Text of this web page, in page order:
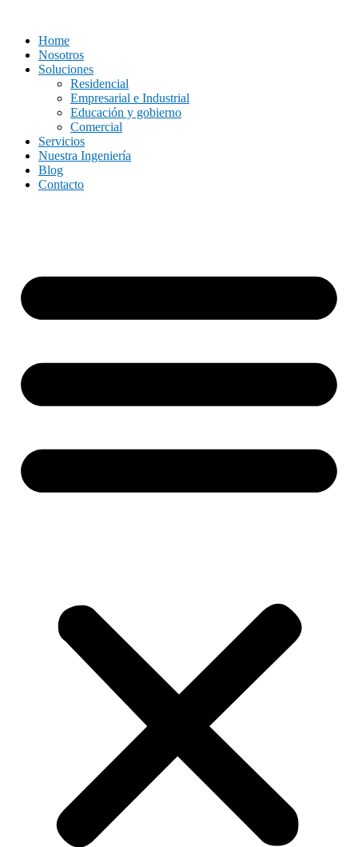
contenido
Home
Nosotros
Soluciones
Residencial
Empresarial e Industrial
Educación y gobierno
Comercial
Servicios
Nuestra Ingeniería
Blog
Contacto